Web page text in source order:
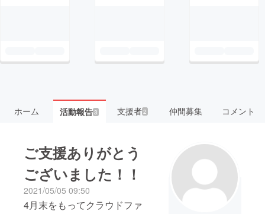
ホーム 活動報告3 支援者 2 仲間募集 コメント
ご支援ありがとう
ございました！！
2021/05/05 09:50
4月末をもってクラウドファ